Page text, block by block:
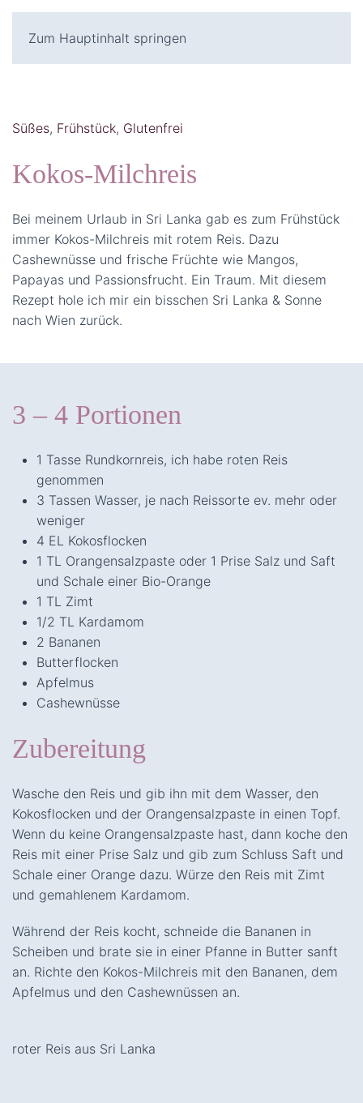
Zum Hauptinhalt springen
Süßes, Frühstück, Glutenfrei
Kokos-Milchreis
Bei meinem Urlaub in Sri Lanka gab es zum Frühstück
immer Kokos-Milchreis mit rotem Reis. Dazu
Cashewnüsse und frische Früchte wie Mangos,
Papayas und Passionsfrucht. Ein Traum. Mit diesem
Rezept hole ich mir ein bisschen Sri Lanka & Sonne
nach Wien zurück.
3 – 4 Portionen
1 Tasse Rundkornreis, ich habe roten Reis
genommen
3 Tassen Wasser, je nach Reissorte ev. mehr oder
weniger
4 EL Kokosflocken
1 TL Orangensalzpaste oder 1 Prise Salz und Saft
und Schale einer Bio-Orange
1 TL Zimt
1/2 TL Kardamom
2 Bananen
Butterflocken
Apfelmus
Cashewnüsse
Zubereitung
Wasche den Reis und gib ihn mit dem Wasser, den
Kokosflocken und der Orangensalzpaste in einen Topf.
Wenn du keine Orangensalzpaste hast, dann koche den
Reis mit einer Prise Salz und gib zum Schluss Saft und
Schale einer Orange dazu. Würze den Reis mit Zimt
und gemahlenem Kardamom.
Während der Reis kocht, schneide die Bananen in
Scheiben und brate sie in einer Pfanne in Butter sanft
an. Richte den Kokos-Milchreis mit den Bananen, dem
Apfelmus und den Cashewnüssen an.
roter Reis aus Sri Lanka